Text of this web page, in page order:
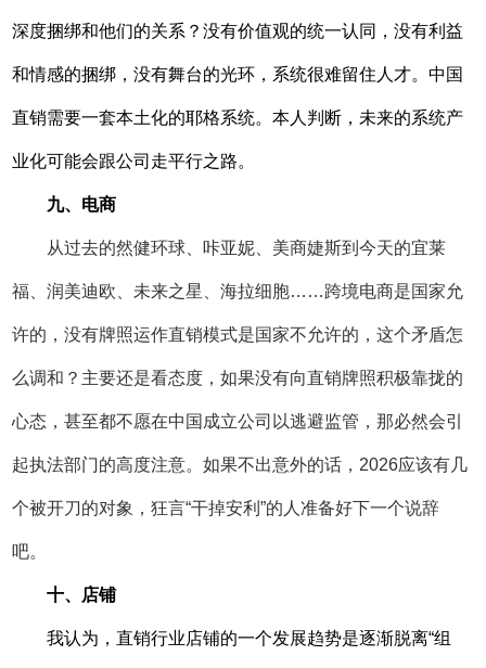
深度捆绑和他们的关系？没有价值观的统一认同，没有利益
和情感的捆绑，没有舞台的光环，系统很难留住人才。中国
直销需要一套本土化的耶格系统。本人判断，未来的系统产
业化可能会跟公司走平行之路。
九、电商
从过去的然健环球、咔亚妮、美商婕斯到今天的宜莱
福、润美迪欧、未来之星、海拉细胞……跨境电商是国家允
许的，没有牌照运作直销模式是国家不允许的，这个矛盾怎
么调和？主要还是看态度，如果没有向直销牌照积极靠拢的
心态，甚至都不愿在中国成立公司以逃避监管，那必然会引
起执法部门的高度注意。如果不出意外的话，2026应该有几
个被开刀的对象，狂言“干掉安利”的人准备好下一个说辞
吧。
十、店铺
我认为，直销行业店铺的一个发展趋势是逐渐脱离“组